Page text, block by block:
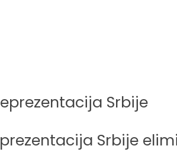
Srbije